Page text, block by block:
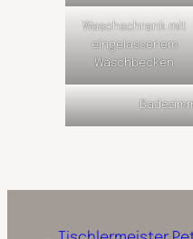
Waschschrank mit
eingelassenem
Waschbecken